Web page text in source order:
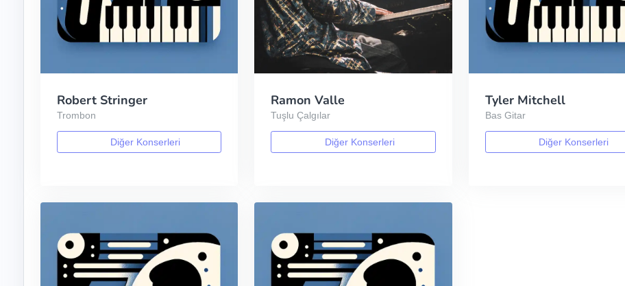
Robert Stringer
Trombon
Diğer Konserleri
Ramon Valle
Tuşlu Çalgılar
Diğer Konserleri
Tyler Mitchell
Bas Gitar
Diğer Konserleri